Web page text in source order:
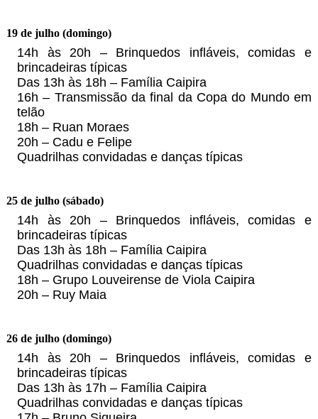
19 de julho (domingo)
14h às 20h – Brinquedos infláveis, comidas e
brincadeiras típicas
Das 13h às 18h – Família Caipira
16h – Transmissão da final da Copa do Mundo em
telão
18h – Ruan Moraes
20h – Cadu e Felipe
Quadrilhas convidadas e danças típicas
25 de julho (sábado)
14h às 20h – Brinquedos infláveis, comidas e
brincadeiras típicas
Das 13h às 18h – Família Caipira
Quadrilhas convidadas e danças típicas
18h – Grupo Louveirense de Viola Caipira
20h – Ruy Maia
26 de julho (domingo)
14h às 20h – Brinquedos infláveis, comidas e
brincadeiras típicas
Das 13h às 17h – Família Caipira
Quadrilhas convidadas e danças típicas